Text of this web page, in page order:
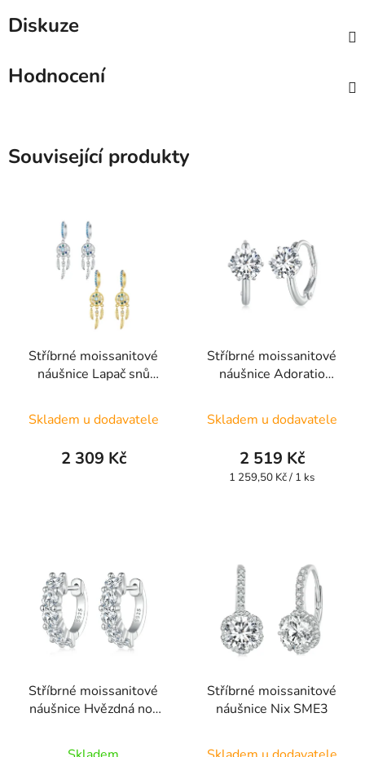
Diskuze
Hodnocení
Související produkty
Stříbrné moissanitové
náušnice Lapač snů
Skladem u dodavatele
2 309 Kč
Stříbrné moissanitové
náušnice Adoratio
Skladem u dodavatele
2 519 Kč
Měrná
1 259,50 Kč / 1 ks
Stříbrné moissanitové
náušnice Hvězdná noc
Stříbrné moissanitové
náušnice Nix SME3